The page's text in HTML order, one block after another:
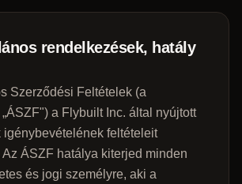
rendelkezések, hatály
Szerződési Feltételek (a
a Flybuilt Inc. által nyújtott
igénybevételének feltételeit
ÁSZF hatálya kiterjed minden
és jogi személyre, aki a